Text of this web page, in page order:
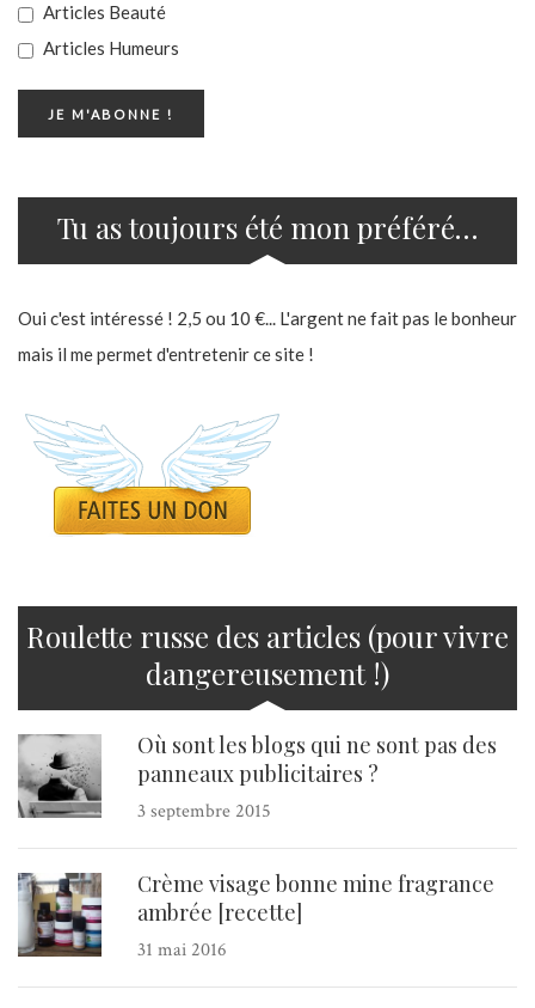
Articles Beauté
Articles Humeurs
Tu as toujours été mon préféré…
Oui c'est intéressé ! 2,5 ou 10 €... L'argent ne fait pas le bonheur
mais il me permet d'entretenir ce site !
Roulette russe des articles (pour vivre
dangereusement !)
Où sont les blogs qui ne sont pas des
panneaux publicitaires ?
3 septembre 2015
Crème visage bonne mine fragrance
ambrée [recette]
31 mai 2016